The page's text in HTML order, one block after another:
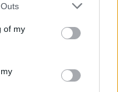
of my
financier ou
particulière. En
une sensation
un vent